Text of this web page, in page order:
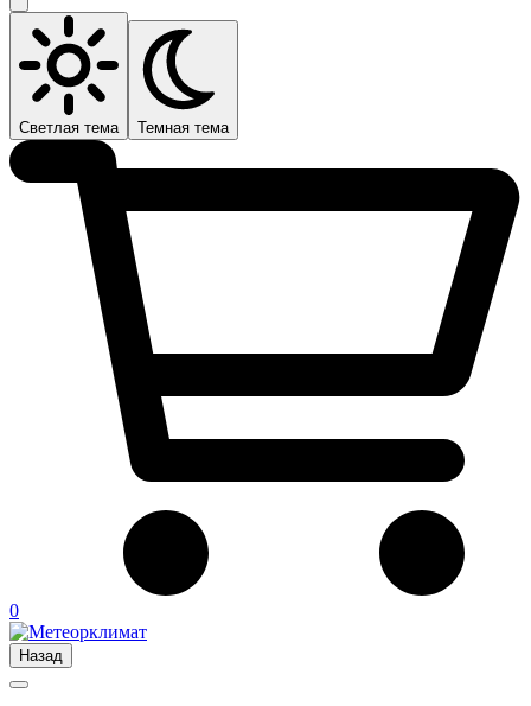
Светлая тема Темная тема
0
Назад